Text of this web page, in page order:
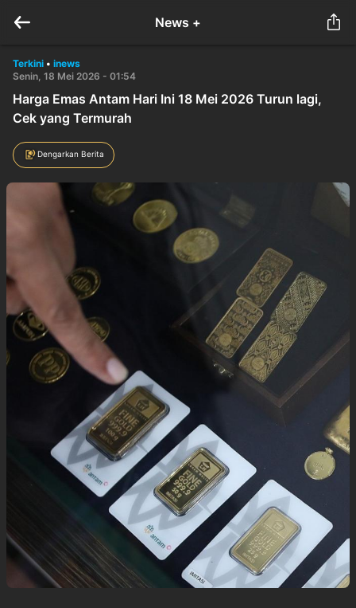
News +
Terkini • inews
Senin, 18 Mei 2026 - 01:54
Harga Emas Antam Hari Ini 18 Mei 2026 Turun lagi,
Cek yang Termurah
Dengarkan Berita